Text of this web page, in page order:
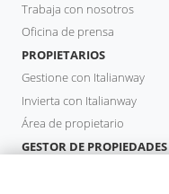
Trabaja con nosotros
Oficina de prensa
PROPIETARIOS
Gestione con Italianway
Invierta con Italianway
Área de propietario
GESTOR DE PROPIEDADES